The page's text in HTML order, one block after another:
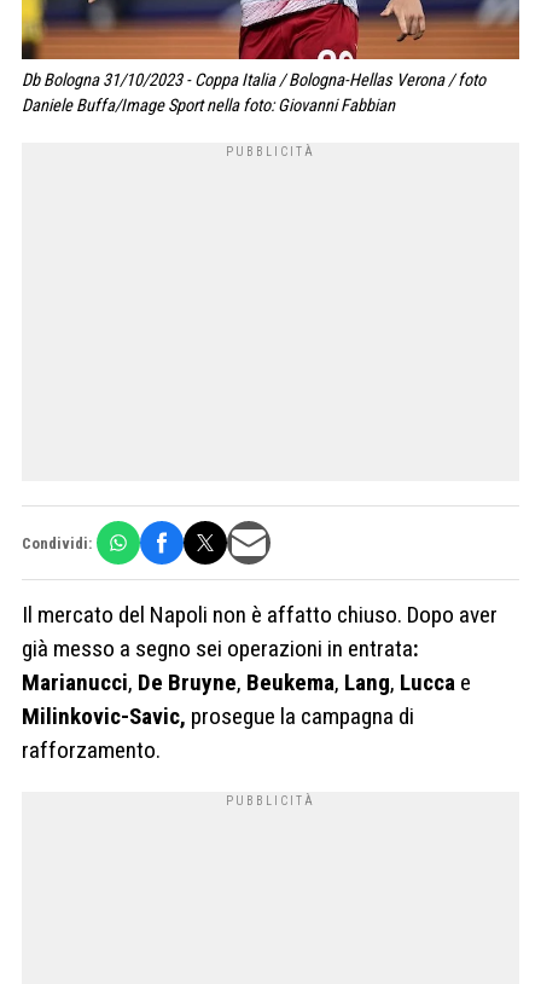
Db Bologna 31/10/2023 - Coppa Italia / Bologna-Hellas Verona / foto
Daniele Buffa/Image Sport nella foto: Giovanni Fabbian
Condividi:
Il mercato del Napoli non è affatto chiuso. Dopo aver
già messo a segno sei operazioni in entrata:
Marianucci, De Bruyne, Beukema, Lang, Lucca e
Milinkovic-Savic, prosegue la campagna di
rafforzamento.